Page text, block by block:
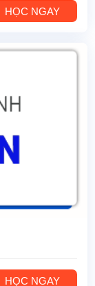
HỌC NGAY
HỌC NGAY